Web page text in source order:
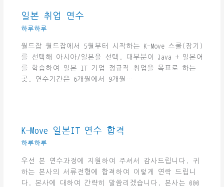
일본 취업 연수
하루하루
월드잡 월드잡에서 5월부터 시작하는 K-Move 스쿨(장기)
를 선택해 아시아/일본을 선택. 대부분이 Java + 일본어
를 학습하여 일본 IT 기업 정규직 취업을 목표로 하는
곳. 연수기간은 6개월에서 9개월…
K-Move 일본IT 연수 합격
하루하루
우선 본 연수과정에 지원하여 주셔서 감사드립니다. 귀
하는 본사의 서류전형에 합격하여 이렇게 연락 드립니
다. 본사에 대하여 간략히 말씀리겠습니다. 본사는 000